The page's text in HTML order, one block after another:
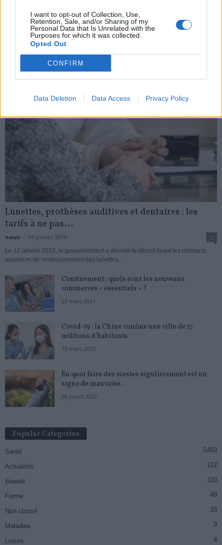
I want to opt-out of Collection, Use,
Retention, Sale, and/or Sharing of my
Personal Data that Is Unrelated with the
Purposes for which it was collected.
Opted Out
CONFIRM
Data Deletion Data Access Privacy Policy
Maladie des vaisseaux sanguins : le purpura
10 novembre 2017
My Favorites
Lunettes, prothèses auditives et dentaires : les
tarifs à ne pas...
news - 14 janvier 2019 0
Le 12 janvier 2019, le gouvernement a dévoilé le décret fixant les montants
maximum de remboursement des lunettes, ...
Confinement : quels sont les nouveaux
commerces « essentiels » ?
23 mars 2021
Covid-19 : la Chine confine une ville de 17
millions d’habitants
15 mars 2022
En quoi faire des siestes régulièrement est un
signe de mauvaise...
28 juillet 2022
Popular Categories
Santé 5493
Actualités 112
Beauté 110
Forme 49
Non classé 33
Maladies 9
Loisirs 4